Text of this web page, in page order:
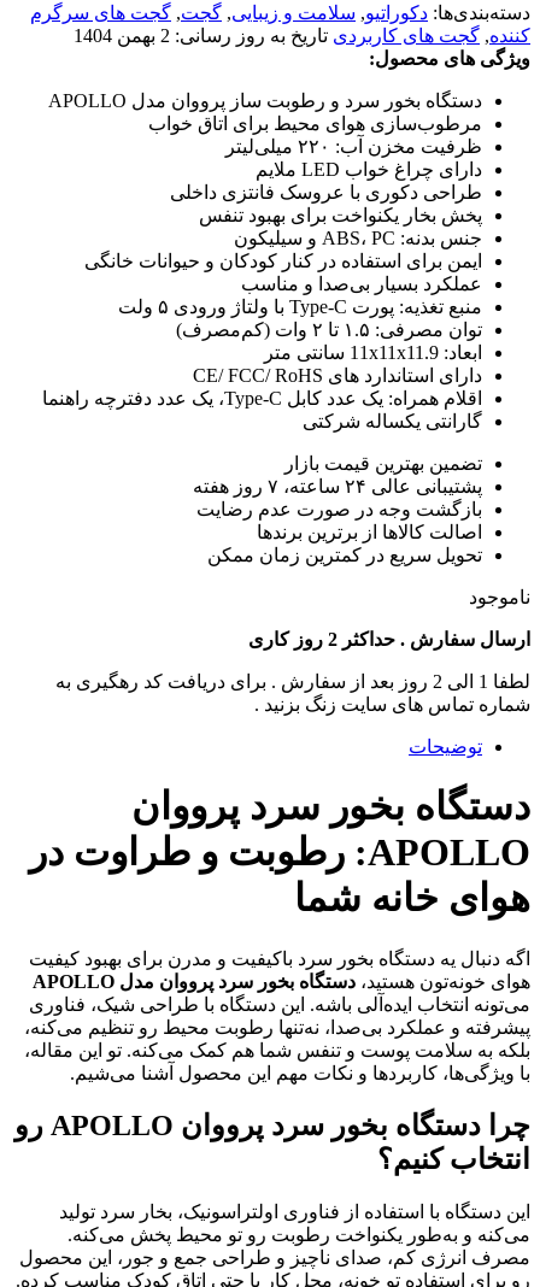
دسته‌بندی‌ها: دکوراتیو, سلامت و زیبایی, گجت, گجت های سرگرم
کننده, گجت های کاربردی تاریخ به روز رسانی: 2 بهمن 1404
ویژگی های محصول:
دستگاه بخور سرد و رطوبت ساز پرووان مدل APOLLO
مرطوب‌سازی هوای محیط برای اتاق خواب
ظرفیت مخزن آب: ۲۲۰ میلی‌لیتر
دارای چراغ خواب LED ملایم
طراحی دکوری با عروسک فانتزی داخلی
پخش بخار یکنواخت برای بهبود تنفس
جنس بدنه: ABS، PC و سیلیکون
ایمن برای استفاده در کنار کودکان و حیوانات خانگی
عملکرد بسیار بی‌صدا و مناسب
منبع تغذیه: پورت Type-C با ولتاژ ورودی ۵ ولت
توان مصرفی: ۱.۵ تا ۲ وات (کم‌مصرف)
ابعاد: 11x11x11.9 سانتی متر
دارای استاندارد های CE/ FCC/ RoHS
اقلام همراه: یک عدد کابل Type-C، یک عدد دفترچه راهنما
گارانتی یکساله شرکتی
تضمین بهترین قیمت بازار
پشتیبانی عالی ۲۴ ساعته، ۷ روز هفته
بازگشت وجه در صورت عدم رضایت
اصالت کالاها از برترین برندها
تحویل سریع در کمترین زمان ممکن
ناموجود
ارسال سفارش . حداکثر 2 روز کاری
لطفا 1 الی 2 روز بعد از سفارش . برای دریافت کد رهگیری به
شماره تماس های سایت زنگ بزنید .
توضیحات
دستگاه بخور سرد پرووان
APOLLO: رطوبت و طراوت در
هوای خانه شما
اگه دنبال یه دستگاه بخور سرد باکیفیت و مدرن برای بهبود کیفیت
هوای خونه‌تون هستید، دستگاه بخور سرد پرووان مدل APOLLO
می‌تونه انتخاب ایده‌آلی باشه. این دستگاه با طراحی شیک، فناوری
پیشرفته و عملکرد بی‌صدا، نه‌تنها رطوبت محیط رو تنظیم می‌کنه،
بلکه به سلامت پوست و تنفس شما هم کمک می‌کنه. تو این مقاله،
با ویژگی‌ها، کاربردها و نکات مهم این محصول آشنا می‌شیم.
چرا دستگاه بخور سرد پرووان APOLLO رو
انتخاب کنیم؟
این دستگاه با استفاده از فناوری اولتراسونیک، بخار سرد تولید
می‌کنه و به‌طور یکنواخت رطوبت رو تو محیط پخش می‌کنه.
مصرف انرژی کم، صدای ناچیز و طراحی جمع و جور، این محصول
رو برای استفاده تو خونه، محل کار یا حتی اتاق کودک مناسب کرده.